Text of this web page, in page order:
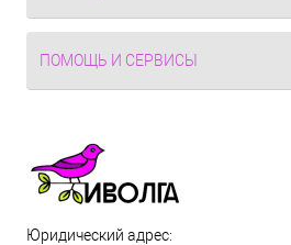
ПОМОЩЬ И СЕРВИСЫ
Юридический адрес: